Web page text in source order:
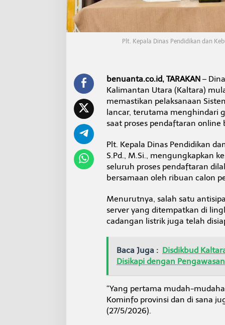
k
K
a
a
K
o
o
n
a
s
e
n
g
T
e
l
k
m
d
a
Plt. Kepala Dinas Pendidikan dan
benuanta.co.id, TARAKAN–
Kalimantan Utara (Kaltara)
memastikan pelaksanaan
lancar, terutama menghindari
saat proses pendaftaran online
Plt. Kepala Dinas Pendidikan
S.Pd., M.Si., mengungkapkan
seluruh proses pendaftaran
bersamaan oleh ribuan calon
Menurutnya, salah satu
server yang ditempatkan di
cadangan listrik juga telah
Baca Juga : Disdikbud
Disikapi dengan
“Yang pertama mudah-
Kominfo provinsi dan di sana
(27/5/2026).